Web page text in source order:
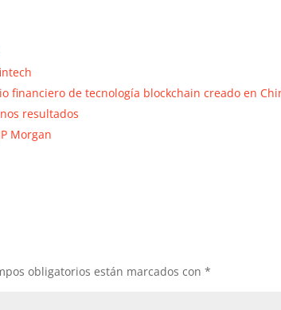
financiero de tecnología blockchain creado en
resultados
Morgan
obligatorios están marcados con*